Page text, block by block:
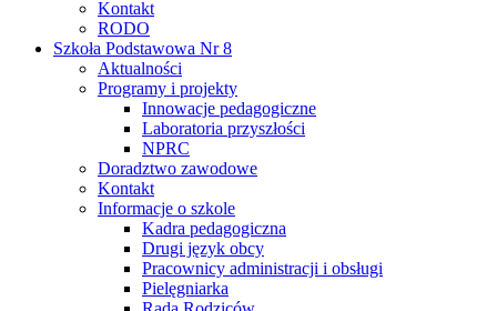
Kontakt
RODO
Szkoła Podstawowa Nr 8
Aktualności
Programy i projekty
Innowacje pedagogiczne
Laboratoria przyszłości
NPRC
Doradztwo zawodowe
Kontakt
Informacje o szkole
Kadra pedagogiczna
Drugi język obcy
Pracownicy administracji i obsługi
Pielęgniarka